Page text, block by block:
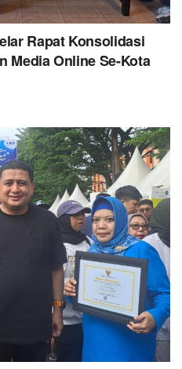
Rapat Konsolidasi
Media Online Se-Kota